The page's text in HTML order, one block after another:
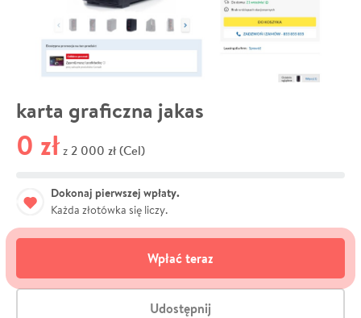
karta graficzna jakas
0 zł z 2 000 zł (Cel)
Dokonaj pierwszej wpłaty.
Każda złotówka się liczy.
Wpłać teraz
Udostępnij